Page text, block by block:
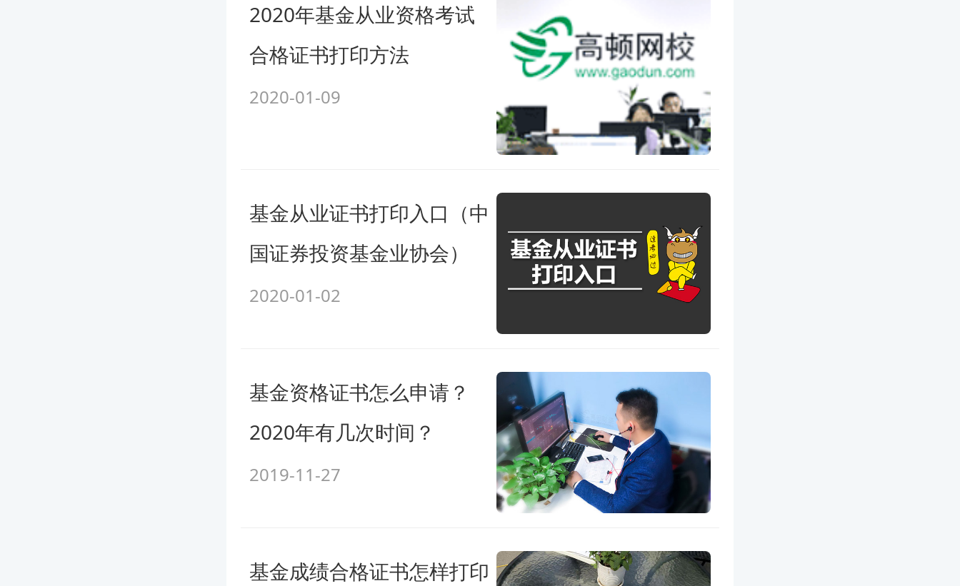
格相关科目考试超过4年的，在2017年7月1日前认可
其考试成绩，并可在此时间前按规定向协会申请基金
从业资格注册；对已通过基金从业资格相关科目考
试，但满4年未注册基金从业资格的，在2017年7月1
日之后，向协会申请基金从业资格注册需重新参加基
金从业资格考试或补齐近两年的后续培训30个学时。
golden-finance
版权声明：本条内容自发布之日起，有效期为一个月。凡本网站注
站合法拥有版权的作品，未经本网站授权，任何媒体、网站、个人不得
2020年基金从业资格考试
合格证书打印方法
2020-01-09
基金从业证书打印入口（中
国证券投资基金业协会）
2020-01-02
基金资格证书怎么申请？
2020年有几次时间？
2019-11-27
基金成绩合格证书怎样打印